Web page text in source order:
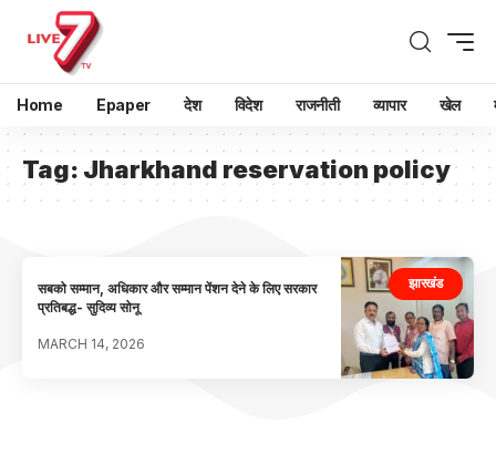
Home Epaper देश विदेश राजनीती व्यापार खेल
Tag: Jharkhand reservation policy
झारखंड
सबको सम्मान, अधिकार और सम्मान पेंशन देने के लिए सरकार
प्रतिबद्ध- सुदिव्य सोनू
MARCH 14, 2026